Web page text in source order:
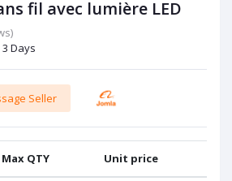
fil avec lumière LED
3 Days
Seller
Max QTY Unit price